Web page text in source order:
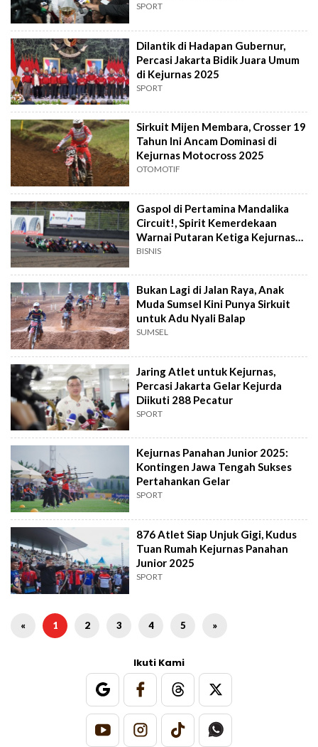
SPORT
Dilantik di Hadapan Gubernur,
Percasi Jakarta Bidik Juara Umum
di Kejurnas 2025
SPORT
Sirkuit Mijen Membara, Crosser 19
Tahun Ini Ancam Dominasi di
Kejurnas Motocross 2025
OTOMOTIF
Gaspol di Pertamina Mandalika
Circuit!, Spirit Kemerdekaan
Warnai Putaran Ketiga Kejurnas
Sportbike
BISNIS
Bukan Lagi di Jalan Raya, Anak
Muda Sumsel Kini Punya Sirkuit
untuk Adu Nyali Balap
SUMSEL
Jaring Atlet untuk Kejurnas,
Percasi Jakarta Gelar Kejurda
Diikuti 288 Pecatur
SPORT
Kejurnas Panahan Junior 2025:
Kontingen Jawa Tengah Sukses
Pertahankan Gelar
SPORT
876 Atlet Siap Unjuk Gigi, Kudus
Tuan Rumah Kejurnas Panahan
Junior 2025
SPORT
« 1 2 3 4 5 »
Ikuti Kami